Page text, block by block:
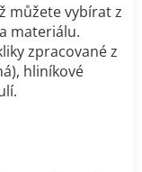
můžete vybírat z
materiálu.
zpracované z
, hliníkové